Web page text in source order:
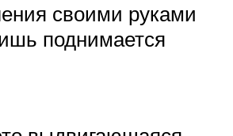
своими руками
поднимается